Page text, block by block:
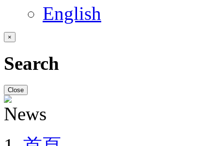
English
×
Search
Close